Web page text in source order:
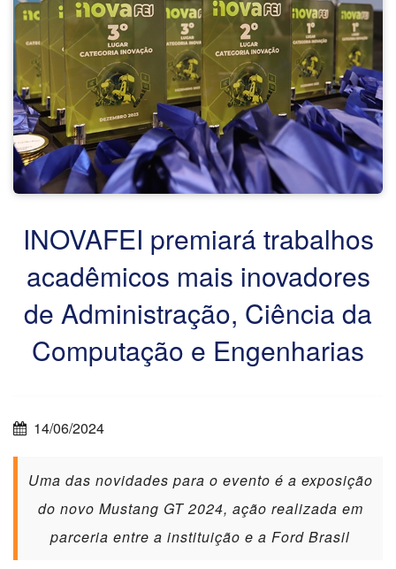
INOVAFEI premiará trabalhos
acadêmicos mais inovadores
de Administração, Ciência da
Computação e Engenharias
14/06/2024
Uma das novidades para o evento é a exposição
do novo Mustang GT 2024, ação realizada em
parceria entre a instituição e a Ford Brasil